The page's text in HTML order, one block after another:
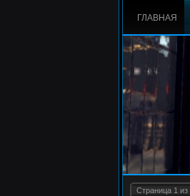
ГЛАВНАЯ
Страница 1 из